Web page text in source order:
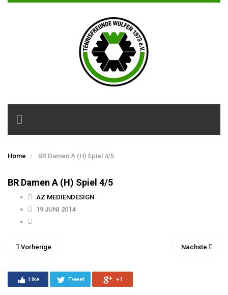
Toggle
navigation
Home BR Damen A (H) Spiel 4/5
BR Damen A (H) Spiel 4/5
AZ MEDIENDESIGN
19 JUNI 2014
Vorherige Nächste
Like Tweet +1